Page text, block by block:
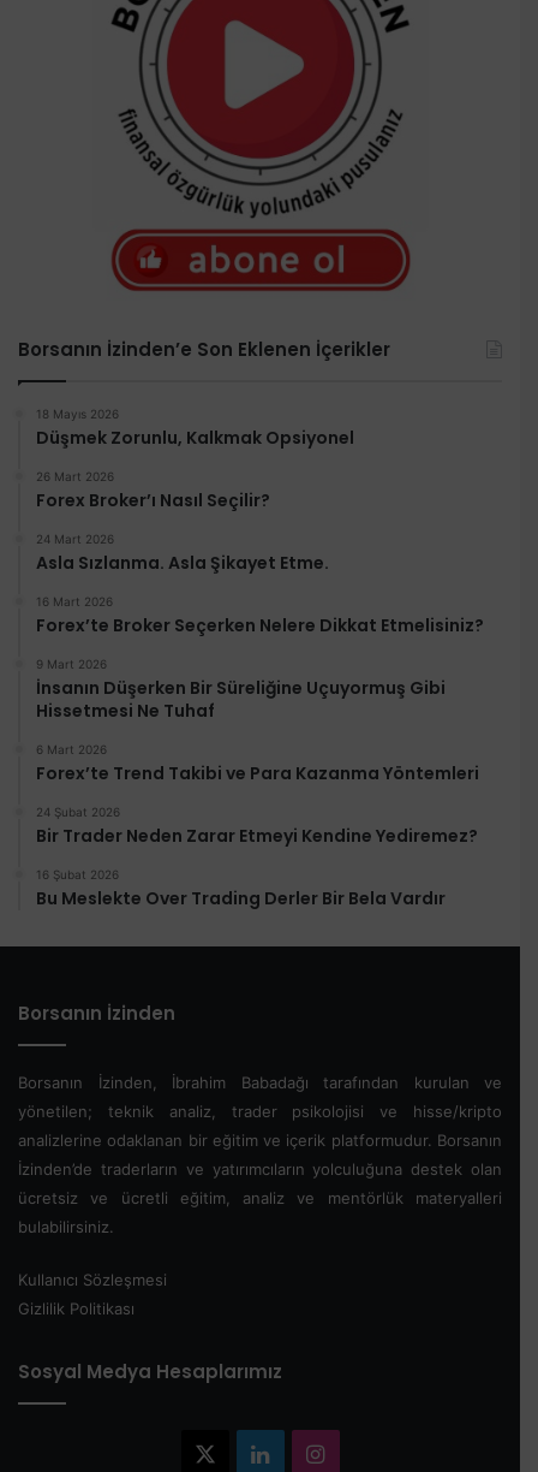
Borsanın İzinden’e Son Eklenen İçerikler
18 Mayıs 2026
Düşmek Zorunlu, Kalkmak Opsiyonel
26 Mart 2026
Forex Broker’ı Nasıl Seçilir?
24 Mart 2026
Asla Sızlanma. Asla Şikayet Etme.
16 Mart 2026
Forex’te Broker Seçerken Nelere Dikkat Etmelisiniz?
9 Mart 2026
İnsanın Düşerken Bir Süreliğine Uçuyormuş Gibi
Hissetmesi Ne Tuhaf
6 Mart 2026
Forex’te Trend Takibi ve Para Kazanma Yöntemleri
24 Şubat 2026
Bir Trader Neden Zarar Etmeyi Kendine Yediremez?
16 Şubat 2026
Bu Meslekte Over Trading Derler Bir Bela Vardır
Borsanın İzinden
Borsanın İzinden, İbrahim Babadağı tarafından kurulan ve
yönetilen; teknik analiz, trader psikolojisi ve hisse/kripto
analizlerine odaklanan bir eğitim ve içerik platformudur. Borsanın
İzinden’de traderların ve yatırımcıların yolculuğuna destek olan
ücretsiz ve ücretli eğitim, analiz ve mentörlük materyalleri
bulabilirsiniz.
Kullanıcı Sözleşmesi
Gizlilik Politikası
Sosyal Medya Hesaplarımız
LinkedInInstagram